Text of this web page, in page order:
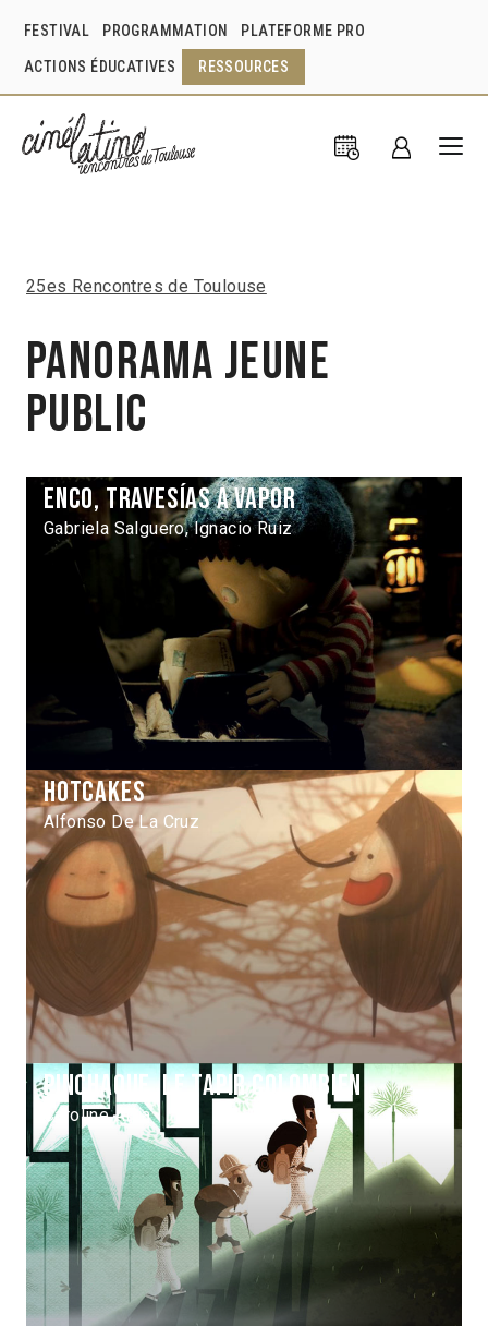
FESTIVAL PROGRAMMATION PLATEFORME PRO
ACTIONS ÉDUCATIVES RESSOURCES
25es Rencontres de Toulouse
Panorama Jeune
Public
Enco, travesías a vapor
Gabriela Salguero, Ignacio Ruiz
Hotcakes
Alfonso De La Cruz
Pinchaque, le tapir colombien
Caroline Attia